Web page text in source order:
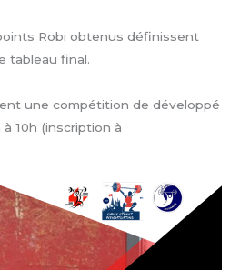
Robi obtenus définissent
tableau final.
une compétition de développé
10h (inscription à